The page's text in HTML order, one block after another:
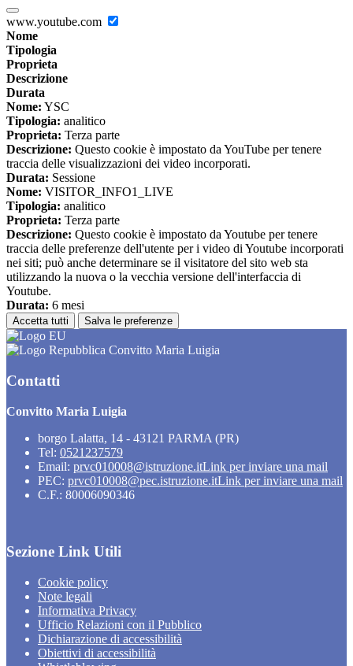
www.youtube.com
Nome
Tipologia
Proprieta
Descrizione
Durata
Nome: YSC
Tipologia: analitico
Proprieta: Terza parte
Descrizione: Questo cookie è impostato da YouTube per tenere
traccia delle visualizzazioni dei video incorporati.
Durata: Sessione
Nome: VISITOR_INFO1_LIVE
Tipologia: analitico
Proprieta: Terza parte
Descrizione: Questo cookie è impostato da Youtube per tenere
traccia delle preferenze dell'utente per i video di Youtube incorporati
nei siti; può anche determinare se il visitatore del sito web sta
utilizzando la nuova o la vecchia versione dell'interfaccia di
Youtube.
Durata: 6 mesi
Accetta tutti Salva le preferenze
Convitto Maria Luigia
Contatti
Convitto Maria Luigia
borgo Lalatta, 14 - 43121 PARMA (PR)
Tel: 0521237579
Email: prvc010008@istruzione.itLink per inviare una mail
PEC: prvc010008@pec.istruzione.itLink per inviare una mail
C.F.: 80006090346
Sezione Link Utili
Cookie policy
Note legali
Informativa Privacy
Ufficio Relazioni con il Pubblico
Dichiarazione di accessibilità
Obiettivi di accessibilità